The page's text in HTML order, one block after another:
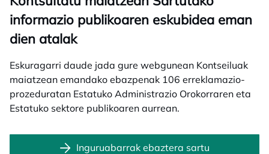
informazio publikoaren eskubidea eman
dien atalak
Eskuragarri daude jada gure webgunean Kontseiluak
maiatzean emandako ebazpenak 106 erreklamazio-
prozeduratan Estatuko Administrazio Orokorraren eta
Estatuko sektore publikoaren aurrean.
Inguruabarrak ebaztera sartu